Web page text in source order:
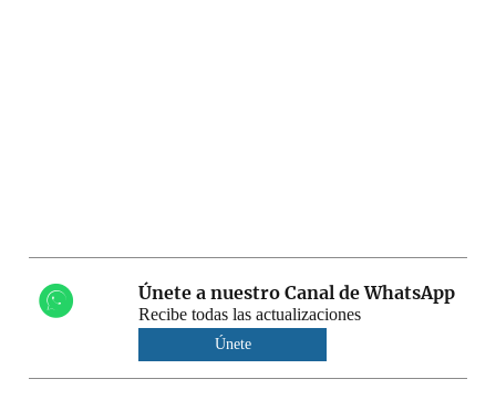
Únete a nuestro Canal de WhatsApp
Recibe todas las actualizaciones
Únete